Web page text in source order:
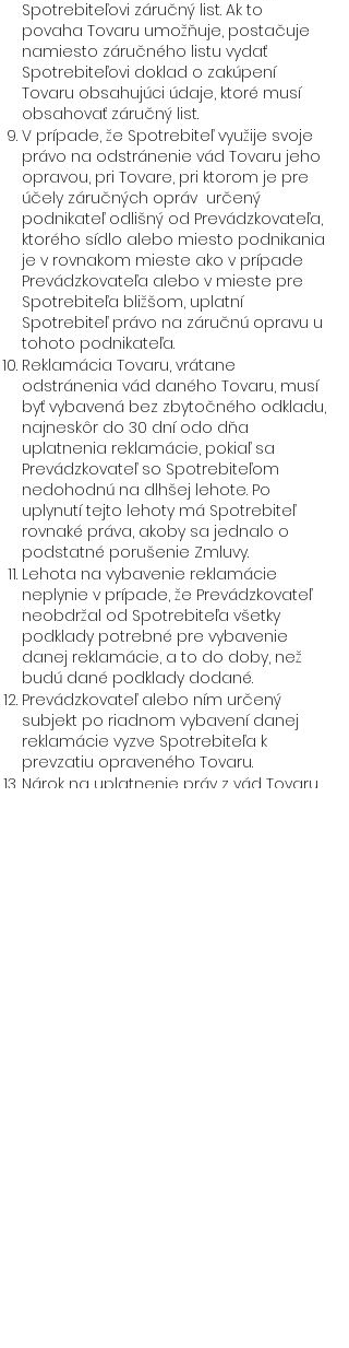
Spotrebiteľovi záručný list. Ak to
povaha Tovaru umožňuje, postačuje
namiesto záručného listu vydať
Spotrebiteľovi doklad o zakúpení
Tovaru obsahujúci údaje, ktoré musí
obsahovať záručný list.
V prípade, že Spotrebiteľ využije svoje
právo na odstránenie vád Tovaru jeho
opravou, pri Tovare, pri ktorom je pre
účely záručných opráv určený
podnikateľ odlišný od Prevádzkovateľa,
ktorého sídlo alebo miesto podnikania
je v rovnakom mieste ako v prípade
Prevádzkovateľa alebo v mieste pre
Spotrebiteľa bližšom, uplatní
Spotrebiteľ právo na záručnú opravu u
tohoto podnikateľa.
Reklamácia Tovaru, vrátane
odstránenia vád daného Tovaru, musí
byť vybavená bez zbytočného odkladu,
najneskôr do 30 dní odo dňa
uplatnenia reklamácie, pokiaľ sa
Prevádzkovateľ so Spotrebiteľom
nedohodnú na dlhšej lehote. Po
uplynutí tejto lehoty má Spotrebiteľ
rovnaké práva, akoby sa jednalo o
podstatné porušenie Zmluvy.
Lehota na vybavenie reklamácie
neplynie v prípade, že Prevádzkovateľ
neobdržal od Spotrebiteľa všetky
podklady potrebné pre vybavenie
danej reklamácie, a to do doby, než
budú dané podklady dodané.
Prevádzkovateľ alebo ním určený
subjekt po riadnom vybavení danej
reklamácie vyzve Spotrebiteľa k
prevzatiu opraveného Tovaru.
Nárok na uplatnenie práv z vád Tovaru